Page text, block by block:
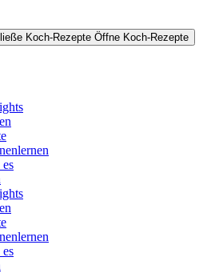
Koch-Rezepte Öffne Koch-Rezepte